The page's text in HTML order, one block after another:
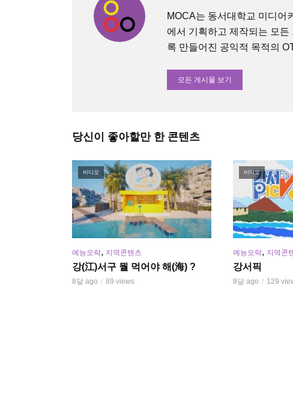
MOCA는 동서대학교 미디어
에서 기획하고 제작되는 모
록 만들어진 공익적 목적의
모든 게시물 보기
당신이 좋아할만 한 콘텐츠
비디오
예능오락, 지역콘텐츠
강(江)서구 뭘 먹어야 해(海) ?
8달 ago 89 views
비디오
예능오락, 지역콘
강서픽
8달 ago 129